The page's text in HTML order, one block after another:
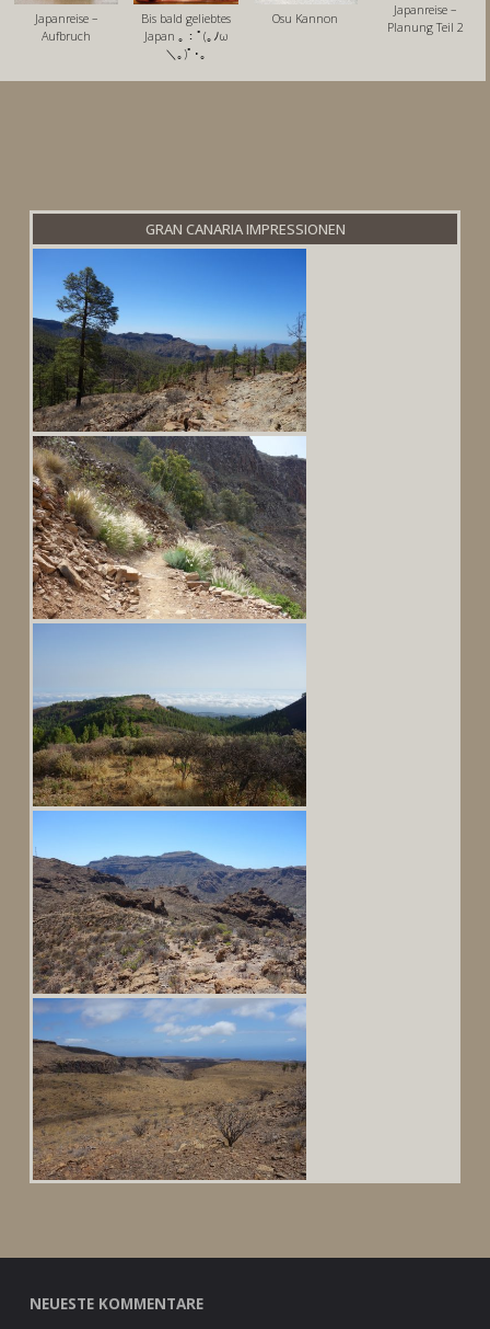
Japanreise –
Aufbruch
Bis bald geliebtes
Japan ｡：ﾟ(｡ﾉω
＼｡)ﾟ･｡
Osu Kannon
Japanreise –
Planung Teil 2
GRAN CANARIA IMPRESSIONEN
NEUESTE KOMMENTARE